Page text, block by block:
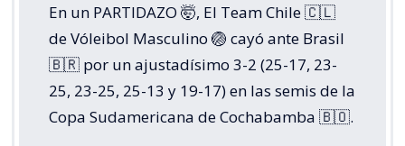
En un PARTIDAZO 🤯, El Team Chile 🇨🇱
de Vóleibol Masculino 🏐 cayó ante Brasil
🇧🇷 por un ajustadísimo 3-2 (25-17, 23-
25, 23-25, 25-13 y 19-17) en las semis de la
Copa Sudamericana de Cochabamba 🇧🇴.